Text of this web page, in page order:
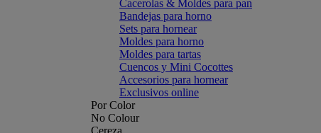
Cacerolas & Moldes para pan
Bandejas para horno
Sets para hornear
Moldes para horno
Moldes para tartas
Cuencos y Mini Cocottes
Accesorios para hornear
Exclusivos online
Por Color
No Colour
Cereza